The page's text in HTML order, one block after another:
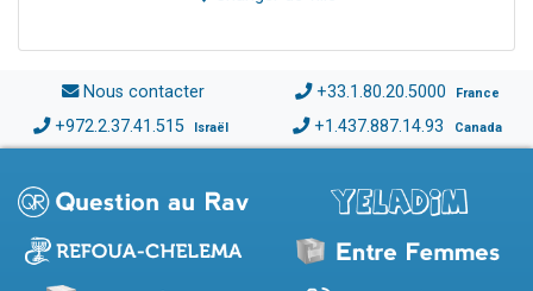
Nous contacter +33.1.80.20.5000 France
+972.2.37.41.515 Israël +1.437.887.14.93 Canada